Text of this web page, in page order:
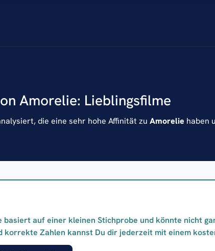
Amorelie: Lieblingsfilme
die eine sehr hohe Affinität zu Amorelie haben
basiert auf einer kleinen Stichprobe und könnte nicht
korrekte Zahlen kannst Du dir jederzeit mit einem